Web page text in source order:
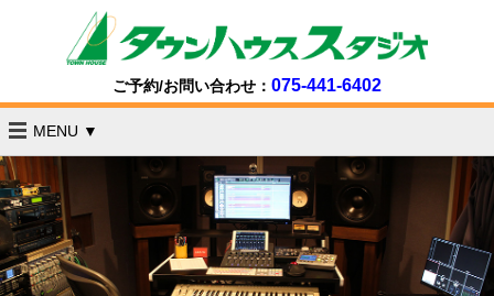
ご予約/お問い合わせ： 075-441-6402
MENU ▼